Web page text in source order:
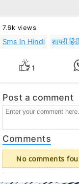
7.6k views
Sms In Hindi शायरी
1
Post a comment
Comments
No comments